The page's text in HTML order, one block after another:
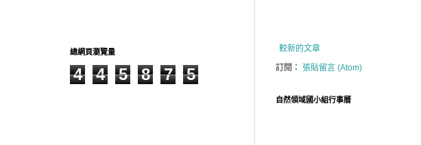
較新的文章
訂閱： 張貼留言 (Atom)
自然領域國小組行事曆
總網頁瀏覽量
4 4 5 8 7 5